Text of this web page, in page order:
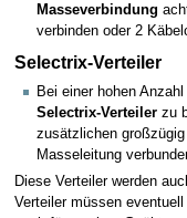
Masseverbindung
verbinden oder 2
Selectrix-Verteiler
Bei einer hohen
Selectrix-Verteiler zu
zusätzlichen
Masseleitung
Diese Verteiler werden
Verteiler müssen